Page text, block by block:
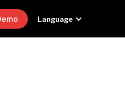
Language